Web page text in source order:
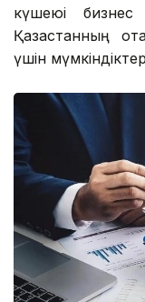
күшеюі бизнес
Қазақстанның
үшін